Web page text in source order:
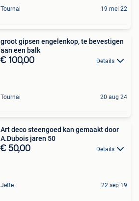
Tournai 19 mei 22
groot gipsen engelenkop, te bevestigen
aan een balk
€ 100,00 Details
Tournai 20 aug 24
Art deco steengoed kan gemaakt door
A.Dubois jaren 50
€ 50,00 Details
Jette 22 sep 19